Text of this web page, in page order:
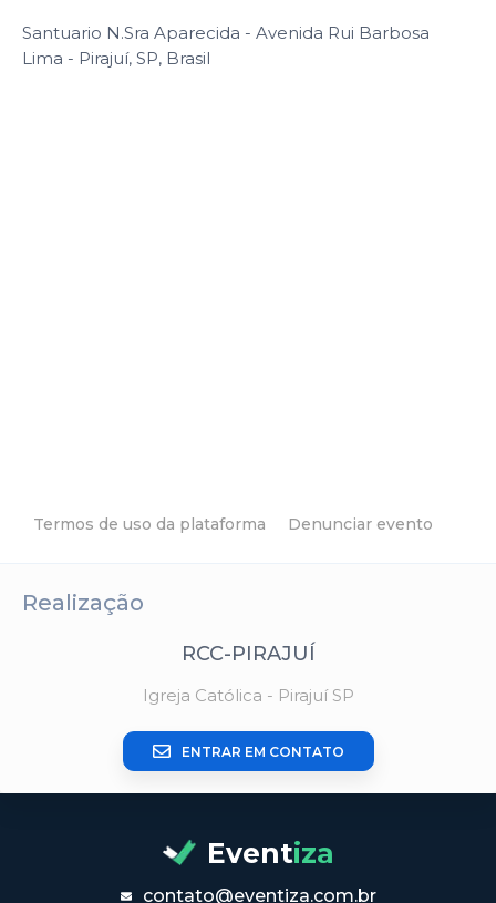
Santuario N.Sra Aparecida - Avenida Rui Barbosa
Lima - Pirajuí, SP, Brasil
Termos de uso da plataforma Denunciar evento
Realização
RCC-PIRAJUÍ
Igreja Católica - Pirajuí SP
ENTRAR EM CONTATO
Eventiza
contato@eventiza.com.br